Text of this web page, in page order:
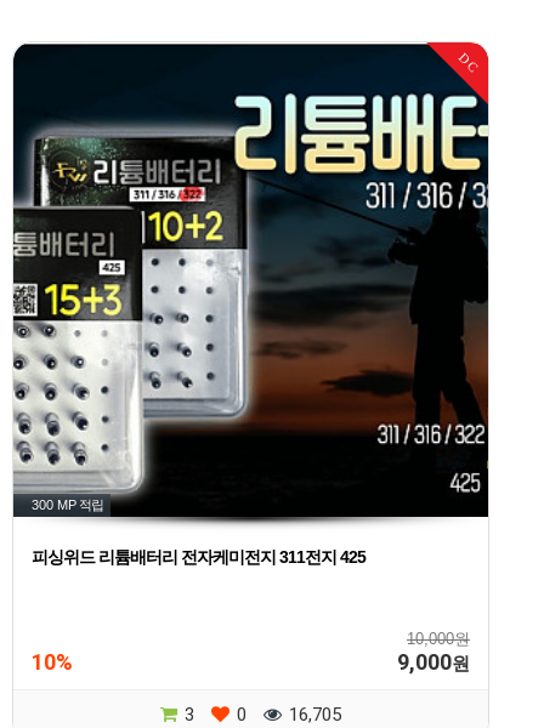
DC
300 MP 적립
피싱위드 리튬배터리 전자케미전지 311전지 425
10,000원
10% 9,000원
3 0 16,705